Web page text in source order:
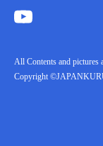
All Contents and
Copyright